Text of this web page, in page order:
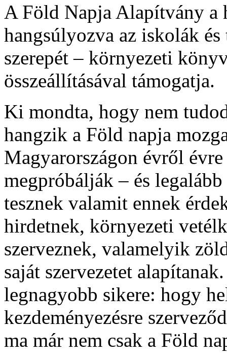
A Föld Napja Alapítvány a
hangsúlyozva az iskolák és
szerepét – környezeti
összeállításával támogatja.
Ki mondta, hogy nem
hangzik a Föld napja
Magyarországon évről
megpróbálják – és
tesznek valamit ennek
hirdetnek, környezeti
szerveznek, valamelyik
saját szervezetet
legnagyobb sikere: hogy
kezdeményezésre
ma már nem csak a Föld